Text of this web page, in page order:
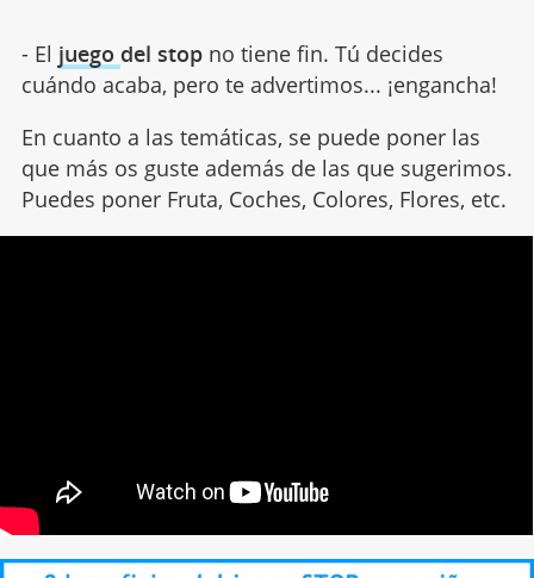
- El juego del stop no tiene fin. Tú decides
cuándo acaba, pero te advertimos... ¡engancha!
En cuanto a las temáticas, se puede poner las
que más os guste además de las que sugerimos.
Puedes poner Fruta, Coches, Colores, Flores, etc.